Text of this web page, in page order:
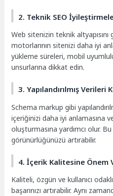
2. Teknik SEO
Web sitenizin teknik
motorlarının sitenizi daha iyi
yükleme süreleri, mobil
unsurlarına dikkat edin.
3. Yapılandırılmış Verileri
Schema markup gibi
içeriğinizi daha iyi anlamasına
oluşturmasına yardımcı olur.
görünürlüğünüzü artırabilir.
4. İçerik Kalitesine Önem
Kaliteli, özgün ve kullanıcı
başarınızı artırabilir. Aynı